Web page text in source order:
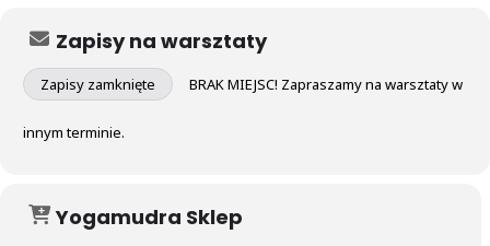
Zapisy na warsztaty
Zapisy zamknięte BRAK MIEJSC! Zapraszamy na warsztaty w
innym terminie.
Yogamudra Sklep